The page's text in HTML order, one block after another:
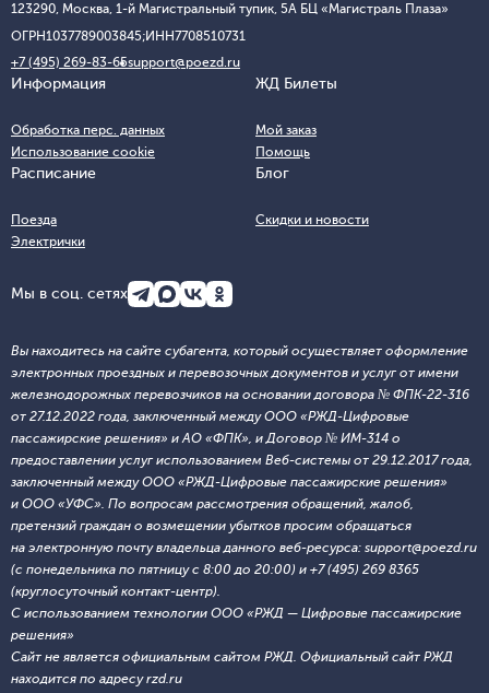
123290, Москва, 1-й Магистральный тупик, 5А БЦ «Магистраль Плаза»
ОГРН1037789003845;ИНН7708510731
+7 (495) 269-83-65support@poezd.ru
Информация
Обработка перс. данных
Использование cookie
ЖД Билеты
Мой заказ
Помощь
Расписание
Поезда
Электрички
Блог
Скидки и новости
Мы в соц. сетях
Вы находитесь на сайте субагента, который осуществляет оформление
электронных проездных и перевозочных документов и услуг от имени
железнодорожных перевозчиков на основании договора № ФПК-22-316
от 27.12.2022 года, заключенный между ООО «РЖД-Цифровые
пассажирские решения» и АО «ФПК», и Договор № ИМ-314 о
предоставлении услуг использованием Веб-системы от 29.12.2017 года,
заключенный между ООО «РЖД-Цифровые пассажирские решения»
и ООО «УФС». По вопросам рассмотрения обращений, жалоб,
претензий граждан о возмещении убытков просим обращаться
на электронную почту владельца данного веб-ресурса: support@poezd.ru
(с понедельника по пятницу с 8:00 до 20:00) и +7 (495) 269 8365
(круглосуточный контакт-центр).
С использованием технологии ООО «РЖД — Цифровые пассажирские
решения»
Сайт не является официальным сайтом РЖД. Официальный сайт РЖД
находится по адресу rzd.ru